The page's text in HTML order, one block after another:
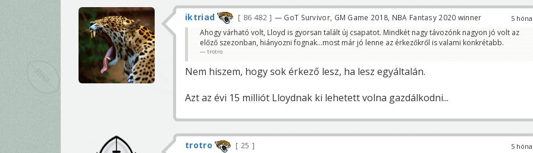
5
iktriad 86 482 — GoT Survivor, GM Game 2018, NBA Fantasy 2020 winner
Ahogy várható volt, Lloyd is gyorsan talált új csapatot. Mindkét nagy távozónk nagyon jó volt az
előző szezonban, hiányozni fognak…most már jó lenne az érkezőkről is valami konkrétabb.
trotro
Nem hiszem, hogy sok érkező lesz, ha lesz egyáltalán.
Azt az évi 15 milliót Lloydnak ki lehetett volna gazdálkodni...
5
trotro 25